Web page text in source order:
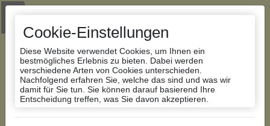
Cookie-Einstellungen
Diese Website verwendet Cookies, um Ihnen ein
bestmögliches Erlebnis zu bieten. Dabei werden
verschiedene Arten von Cookies unterschieden.
Nachfolgend erfahren Sie, welche das sind und was wir
damit für Sie tun. Sie können darauf basierend Ihre
Entscheidung treffen, was Sie davon akzeptieren.
Zur Navigation springen
Zum Inhalt der Website springen
Datenbank Bauforschung/Restaurierung